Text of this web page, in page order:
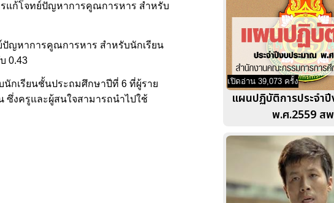
แก้โจทย์ปัญหาการคูณการหาร สำหรับ
ปัญหาการคูณการหาร สำหรับนักเรียน
0.43
กเรียนชั้นประถมศึกษาปีที่ 6 ที่ผู้ราย
งครูและผู้สนใจสามารถนำไปใช้
เปิดอ่าน 39,073 ครั้ง
แผนปฏิบัติการประจำ
พ.ศ.2559 ส